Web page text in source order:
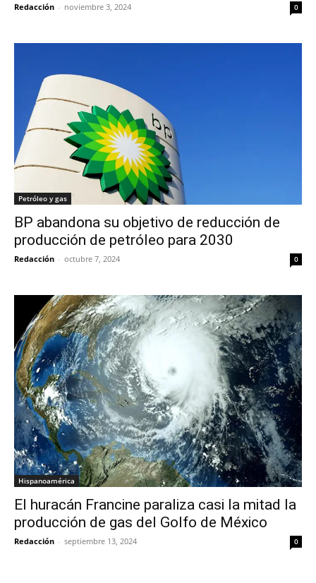
Redacción - noviembre 3, 2024 0
Petróleo y gas
BP abandona su objetivo de reducción de
producción de petróleo para 2030
Redacción - octubre 7, 2024 0
Hispanoamérica
El huracán Francine paraliza casi la mitad la
producción de gas del Golfo de México
Redacción - septiembre 13, 2024 0